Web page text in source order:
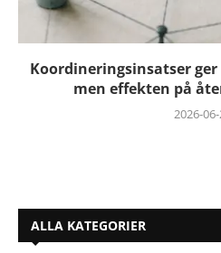
Koordineringsinsatser
men effekten på
2026-
ALLA KATEGORIER